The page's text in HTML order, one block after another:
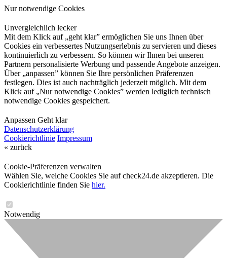
Nur notwendige Cookies
Unvergleichlich lecker
Mit dem Klick auf „geht klar” ermöglichen Sie uns Ihnen über
Cookies ein verbessertes Nutzungserlebnis zu servieren und dieses
kontinuierlich zu verbessern. So können wir Ihnen bei unseren
Partnern personalisierte Werbung und passende Angebote anzeigen.
Über „anpassen” können Sie Ihre persönlichen Präferenzen
festlegen. Dies ist auch nachträglich jederzeit möglich. Mit dem
Klick auf „Nur notwendige Cookies” werden lediglich technisch
notwendige Cookies gespeichert.
Anpassen Geht klar
Datenschutzerklärung
Cookierichtlinie Impressum
« zurück
Cookie-Präferenzen verwalten
Wählen Sie, welche Cookies Sie auf check24.de akzeptieren. Die
Cookierichtlinie finden Sie hier.
Notwendig